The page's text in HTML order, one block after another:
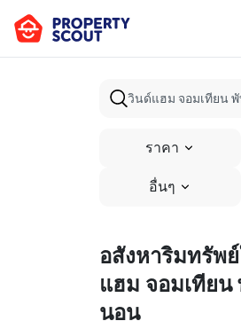
ราคา
อื่นๆ
อสังหาริมทรัพ
แฮม จอมเทียน
นอน